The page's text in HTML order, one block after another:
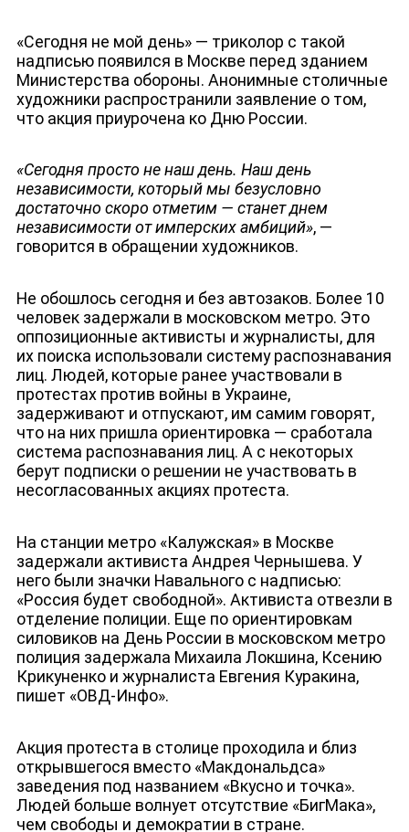
НОВОСТИ
«Сегодня не мой день» — триколор с такой
надписью появился в Москве перед зданием
Министерства обороны. Анонимные столичные
художники распространили заявление о том,
что акция приурочена ко Дню России.
«Сегодня просто не наш день. Наш день
независимости, который мы безусловно
достаточно скоро отметим — станет днем
независимости от имперских амбиций», —
говорится в обращении художников.
Не обошлось сегодня и без автозаков. Более 10
человек задержали в московском метро. Это
оппозиционные активисты и журналисты, для
их поиска использовали систему распознавания
лиц. Людей, которые ранее участвовали в
протестах против войны в Украине,
задерживают и отпускают, им самим говорят,
что на них пришла ориентировка — сработала
система распознавания лиц. А с некоторых
берут подписки о решении не участвовать в
несогласованных акциях протеста.
На станции метро «Калужская» в Москве
задержали активиста Андрея Чернышева. У
него были значки Навального с надписью:
«Россия будет свободной». Активиста отвезли в
отделение полиции. Еще по ориентировкам
силовиков на День России в московском метро
полиция задержала Михаила Локшина, Ксению
Крикуненко и журналиста Евгения Куракина,
пишет «ОВД-Инфо».
Акция протеста в столице проходила и близ
открывшегося вместо «Макдональдса»
заведения под названием «Вкусно и точка».
Людей больше волнует отсутствие «БигМака»,
чем свободы и демократии в стране.